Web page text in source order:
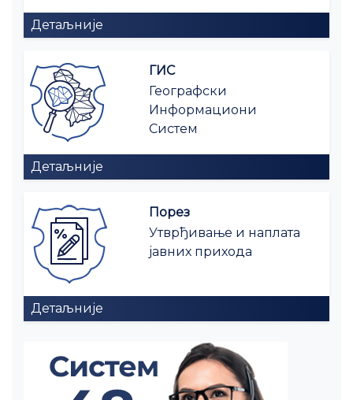
Детаљније
ГИС
Географски
Информациони
Систем
Детаљније
Порез
Утврђивање и наплата
јавних прихода
Детаљније